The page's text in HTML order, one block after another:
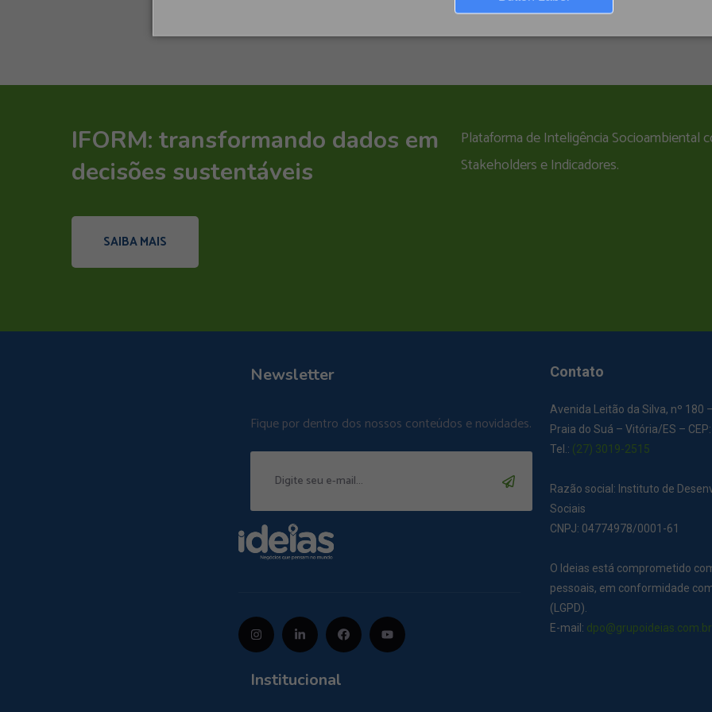
IFORM: transformando dados em
decisões sustentáveis
Plataforma de Inteligência Socioambiental
Stakeholders e Indicadores.
SAIBA MAIS
Newsletter
Fique por dentro dos nossos conteúdos e novidades.
Institucional
Contato
Avenida Leitão da Silva, nº 180
Praia do Suá – Vitória/ES –
Tel.: (27) 3019-2515
Razão social: Instituto de
Sociais
CNPJ: 04774978/0001-61
O Ideias está comprometido
pessoais, em conformidade
(LGPD).
E-mail: dpo@grupoideias.com.br